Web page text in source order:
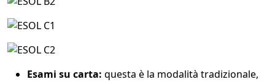
Esami su carta: questa è la modalità tradizionale,